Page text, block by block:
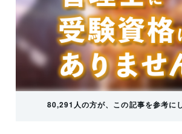
80,291人の方が、この記事を参考に